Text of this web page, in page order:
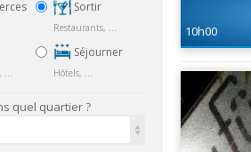
...
Sortir
Restaurants, ...
Séjourner
Hôtels, ...
quel quartier ?
10h00